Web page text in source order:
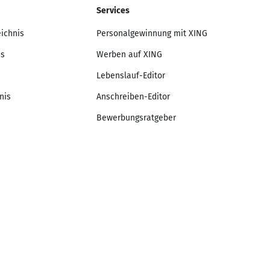
Services
Personalgewinnung mit XING
Werben auf XING
Lebenslauf-Editor
Anschreiben-Editor
Bewerbungsratgeber